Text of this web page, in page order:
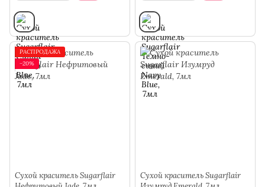
РАСПРОДАЖА
−20%
Сухой краситель Sugarflair
Сухой краситель Sugarflair